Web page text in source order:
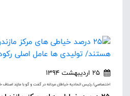
25 اردیبهشت 1394
اختصاصي/ رئيس اتحاديه خياطان مردانه در گفت و گو با مازند اصناف